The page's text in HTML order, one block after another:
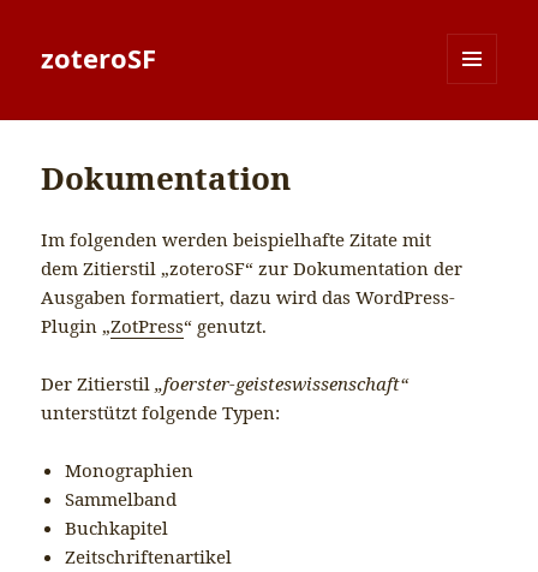
zoteroSF
Dokumentation
Im folgenden werden beispielhafte Zitate mit
dem Zitierstil „zoteroSF“ zur Dokumentation der
Ausgaben formatiert, dazu wird das WordPress-
Plugin „ZotPress“ genutzt.
Der Zitierstil„foerster-geisteswissenschaft“
unterstützt folgende Typen:
Monographien
Sammelband
Buchkapitel
Zeitschriftenartikel